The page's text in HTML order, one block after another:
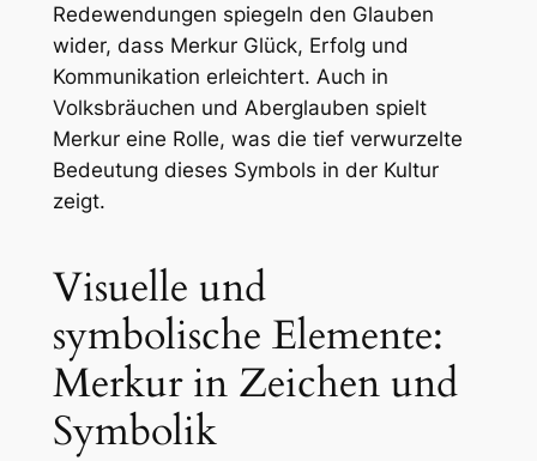
Redewendungen spiegeln den Glauben
wider, dass Merkur Glück, Erfolg und
Kommunikation erleichtert. Auch in
Volksbräuchen und Aberglauben spielt
Merkur eine Rolle, was die tief verwurzelte
Bedeutung dieses Symbols in der Kultur
zeigt.
Visuelle und
symbolische Elemente:
Merkur in Zeichen und
Symbolik